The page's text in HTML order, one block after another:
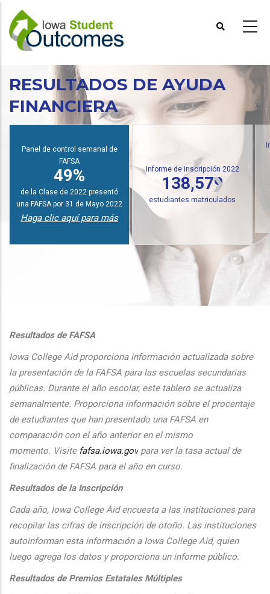
Pasar
contenido
principal
RESULTADOS DE AYUDA
FINANCIERA
Panel de control semanal de
FAFSA
49%
de la Clase de 2022 presentó
una FAFSA por 31 de Mayo 2022
Haga clic aquí para más
Informe de inscripción 2022
138,579
estudiantes matriculados
Resultados de FAFSA
Iowa College Aid proporciona información actualizada sobre
la presentación de la FAFSA para las escuelas secundarias
públicas. Durante el año escolar, este tablero se actualiza
semanalmente. Proporciona información sobre el procentaje
de estudiantes que han presentado una FAFSA en
comparación con el año anterior en el mismo
momento. Visite fafsa.iowa.gov para ver la tasa actual de
finalización de FAFSA para el año en curso.
Resultados de la Inscripción
Cada año, Iowa College Aid encuesta a las instituciones para
recopilar las cifras de inscripción de otoño. Las instituciones
autoinforman esta información a Iowa College Aid, quien
luego agrega los datos y proporciona un informe público.
Resultados de Premios Estatales Múltiples